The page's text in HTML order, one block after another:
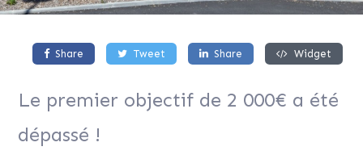
Share Tweet Share Widget
Le premier objectif de 2 000€ a été
dépassé !